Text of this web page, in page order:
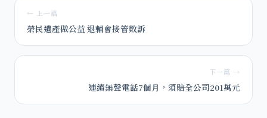
← 上一篇
榮民遺產做公益 退輔會接管敗訴
下一篇 →
連續無聲電話7個月，須賠全公司201萬元